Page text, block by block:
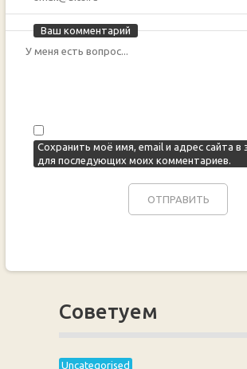
Ваш комментарий
Сохранить моё имя, email и адрес сайта в
для последующих моих комментариев.
Советуем
Uncategorised